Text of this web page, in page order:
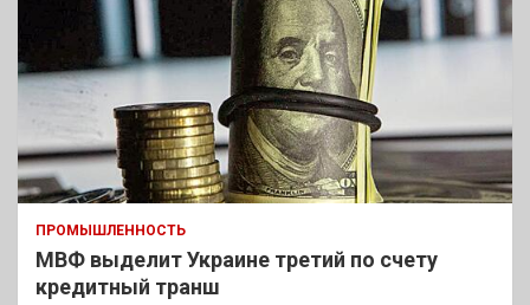
ПРОМЫШЛЕННОСТЬ
МВФ выделит Украине третий по счету
кредитный транш